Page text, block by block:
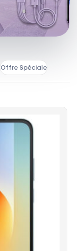
Offre Spéciale